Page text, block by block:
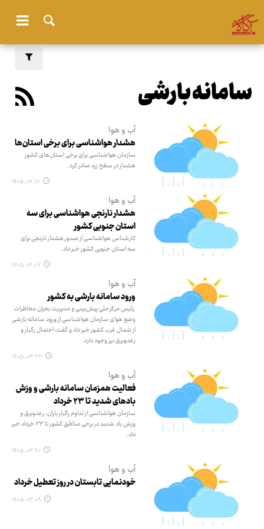
سامانه بارشی
آب و هوا
هشدار هواشناسی برای برخی استان‌ها
سازمان هواشناسی برای برخی استان‌های کشور
هشدار در سطح زرد صادر کرد.
۱۴۰۵.۰۴.۱۷
آب و هوا
هشدار نارنجی هواشناسی برای سه
استان جنوبی کشور
کارشناس هواشناسی از صدور هشدار نارنجی برای
سه استان جنوبی کشور خبر داد.
۱۴۰۵.۰۴.۰۷
آب و هوا
ورود سامانه بارشی به کشور
رئیس مرکز ملی پیش‌بینی و مدیریت بحران مخاطرات
وضع هوای سازمان هواشناسی از ورود سامانه بارشی
از شمال غرب کشور خبر داد و گفت: احتمال رگبار و
رعدوبرق نیز وجود دارد.
۱۴۰۵.۰۳.۲۳
آب و هوا
فعالیت همزمان سامانه بارشی و وزش
بادهای شدید تا ۲۳ خرداد
سازمان هواشناسی از تداوم رگبار باران، رعدوبرق و
وزش باد شدید در برخی مناطق کشور تا ۲۳ خرداد خبر
داد.
۱۴۰۵.۰۳.۲۰
آب و هوا
خودنمایی تابستان در روز تعطیل خرداد
۱۴۰۵.۰۳.۰۹